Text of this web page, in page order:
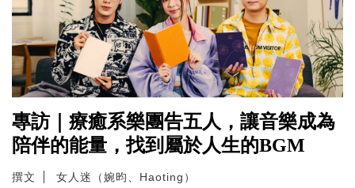
專訪｜療癒系樂團告五人，讓音樂成為
陪伴的能量，找到屬於人生的BGM
撰文 女人迷（婉昀、Haoting）